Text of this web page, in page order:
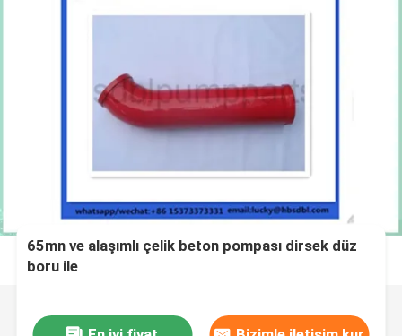
65mn ve alaşımlı çelik beton pompası dirsek düz
boru ile